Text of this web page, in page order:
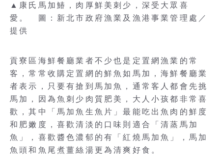
▲康氏馬加鰆，肉厚鮮美刺少，深受大眾喜
愛。 圖：新北市政府漁業及漁港事業管理處／
提供
貢寮區海鮮餐廳業者不少也是定置網漁業的常
客，常常收購定置網的鮮魚如馬加，海鮮餐廳業
者表示，只要有搶到馬加魚，通常客人都會先挑
馬加，因為魚刺少肉質肥美，大人小孩都非常喜
歡，其中「馬加魚生魚片」最能吃出魚肉的鮮度
和肥嫩度，喜歡清淡的口味則適合「清蒸馬加
魚」，喜歡醬色濃郁的有「紅燒馬加魚」，馬加
魚頭和魚尾煮薑絲湯更為清爽好食。